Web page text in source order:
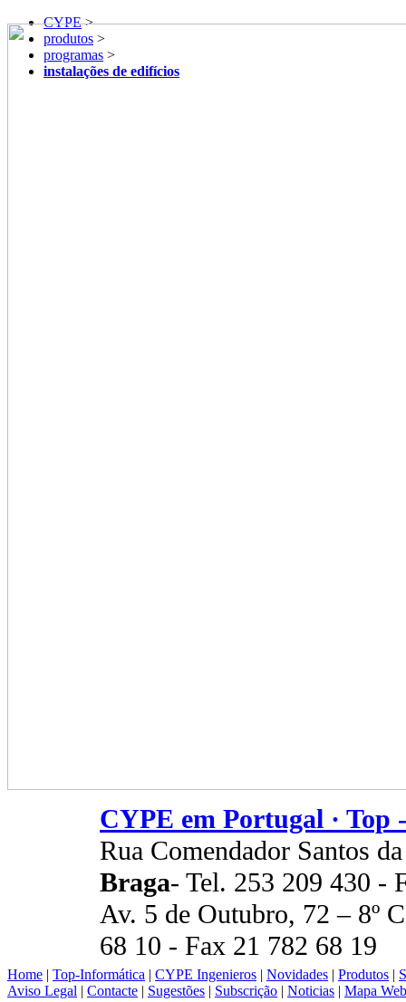
CYPE>
produtos >
programas >
instalações de edifícios
CYPE em Portugal ·
Rua Comendador Santos
Braga- Tel. 253 209 430 -
Av. 5 de Outubro, 72 – 8º
68 10 - Fax 21 782 68 19
Home | Top-Informática | CYPE Ingenieros | Novidades | Produtos |
Aviso Legal | Contacte | Sugestões | Subscrição | Noticias | Mapa Web